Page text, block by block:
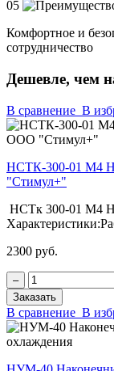
05
Комфортное и
сотрудничество
Дешевле, чем
В сравнение В
НСТК-300-01 М4
"Стимул+"
НСТк 300-01 М4
2300 руб.
‒
Заказать
В сравнение В